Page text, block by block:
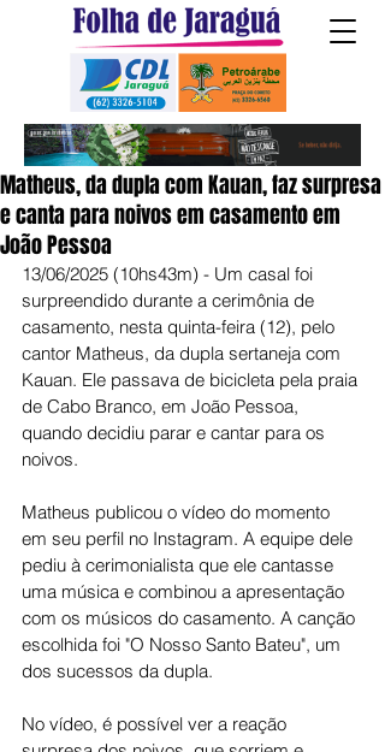
Matheus, da dupla com Kauan, faz surpresa
e canta para noivos em casamento em
João Pessoa
13/06/2025 (10hs43m) - Um casal foi
surpreendido durante a cerimônia de
casamento, nesta quinta-feira (12), pelo
cantor Matheus, da dupla sertaneja com
Kauan. Ele passava de bicicleta pela praia
de Cabo Branco, em João Pessoa,
quando decidiu parar e cantar para os
noivos.
Matheus publicou o vídeo do momento
em seu perfil no Instagram. A equipe dele
pediu à cerimonialista que ele cantasse
uma música e combinou a apresentação
com os músicos do casamento. A canção
escolhida foi "O Nosso Santo Bateu", um
dos sucessos da dupla.
No vídeo, é possível ver a reação